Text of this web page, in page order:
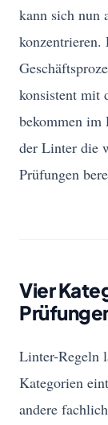
kann sich nun
konzentrieren.
konsistent mit
bekommen im
der Linter die
Prüfungen
Vier
Linter-Regeln
Kategorien
andere